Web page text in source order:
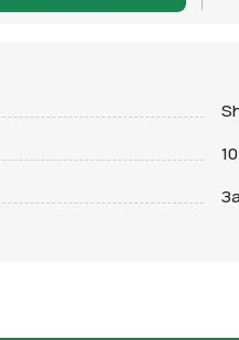
10
и соглашаетесь с